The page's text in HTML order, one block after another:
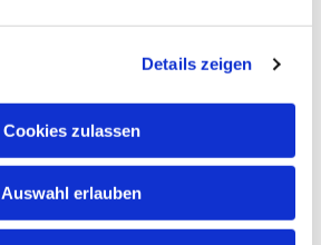
Details zeigen
Cookies zulassen
Auswahl erlauben